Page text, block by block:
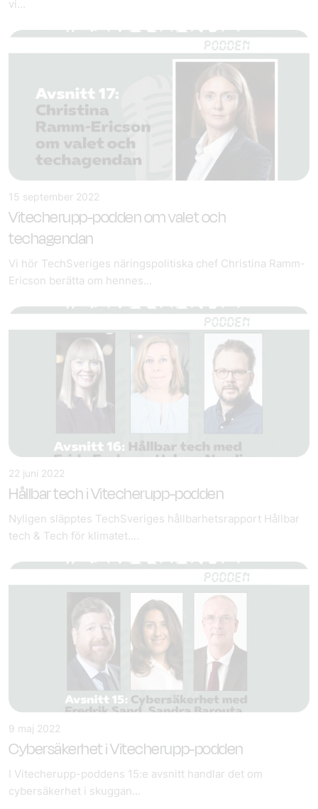
vi...
15 september 2022
Vitecherupp-podden om valet och
techagendan
Vi hör TechSveriges näringspolitiska chef Christina Ramm-
Ericson berätta om hennes...
22 juni 2022
Hållbar tech i Vitecherupp-podden
Nyligen släpptes TechSveriges hållbarhetsrapport Hållbar
tech & Tech för klimatet....
9 maj 2022
Cybersäkerhet i Vitecherupp-podden
I Vitecherupp-poddens 15:e avsnitt handlar det om
cybersäkerhet i skuggan...